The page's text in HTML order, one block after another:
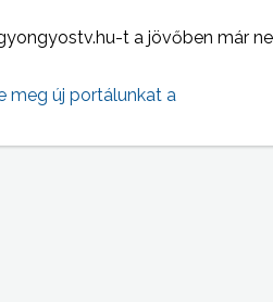
Napok
t a jövőben már
meg új portálunkat a